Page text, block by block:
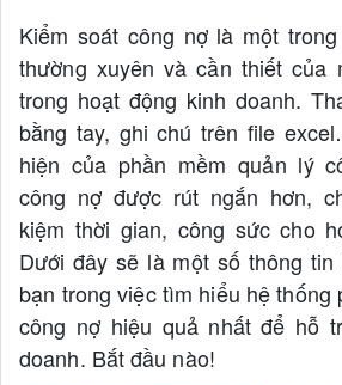
Kiểm soát công nợ là một
thường xuyên và cần thiết của
trong hoạt động kinh doanh.
bằng tay, ghi chú trên file
hiện của phần mềm quản lý
công nợ được rút ngắn hơn,
kiệm thời gian, công sức cho
Dưới đây sẽ là một số thông
bạn trong việc tìm hiểu hệ thống
công nợ hiệu quả nhất để hỗ
doanh. Bắt đầu nào!